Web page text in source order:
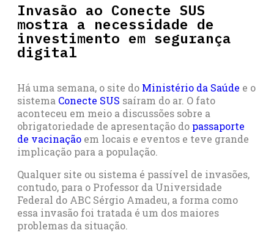
Invasão ao Conecte SUS
mostra a necessidade de
investimento em segurança
digital
Há uma semana, o site do Ministério da Saúde e o
sistema Conecte SUS saíram do ar. O fato
aconteceu em meio a discussões sobre a
obrigatoriedade de apresentação do passaporte
de vacinação em locais e eventos e teve grande
implicação para a população.
Qualquer site ou sistema é passível de invasões,
contudo, para o Professor da Universidade
Federal do ABC Sérgio Amadeu, a forma como
essa invasão foi tratada é um dos maiores
problemas da situação.